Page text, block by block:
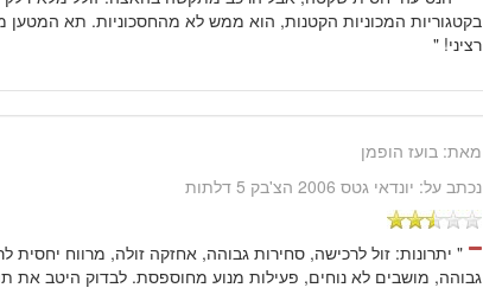
רציני! "
מאת:בועז הופמן
נכתב על: יונדאי גטס 2006 הצ'בק 5 דלתות
" יתרונות: זול לרכישה, סחירות גבוהה, אחזקה זולה, מרווח יחסית
גבוהה, מושבים לא נוחים, פעילות מנוע מחוספסת. לבדוק היטב את